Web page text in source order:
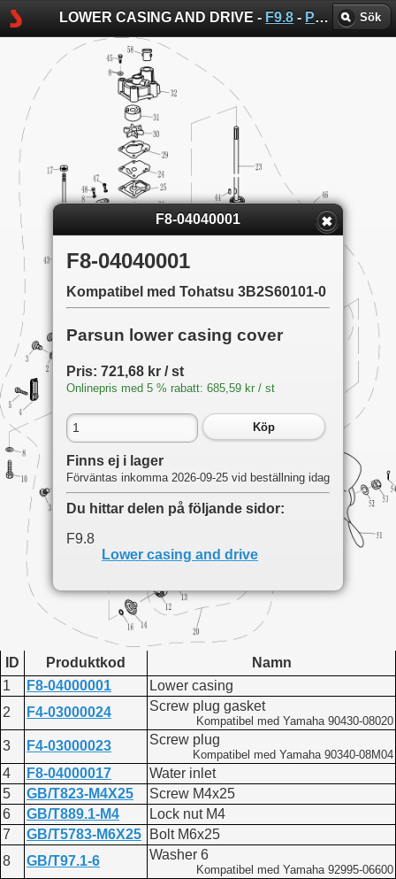
LOWER CASING AND DRIVE - F9.8 - Parsun sprängskisser Sök
ID Produktkod
Namn
1
F8-04000001
Lower casing
2
F4-03000024 Screw plug gasket
Kompatibel med Yamaha 90430-08020
3 F4-03000023 Screw plug
Kompatibel med Yamaha 90340-08M04
4 F8-04000017
Water inlet
5
GB/T823-M4X25
Screw M4x25
6
GB/T889.1-M4
Lock nut M4
7
GB/T5783-M6X25
Bolt M6x25
8
GB/T97.1-6 Washer 6
Kompatibel med Yamaha 92995-06600
F8-04040001
F8-04040001
Kompatibel med Tohatsu 3B2S60101-0
Parsun lower casing cover
Pris: 721,68 kr / st
Onlinepris med 5 % rabatt: 685,59 kr / st
Köp
Finns ej i lager
Förväntas inkomma 2026-09-25 vid beställning idag
Du hittar delen på följande sidor:
F9.8
Lower casing and drive